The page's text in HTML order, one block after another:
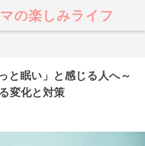
の楽しみライフ
と眠い」と感じる人へ～
変化と対策